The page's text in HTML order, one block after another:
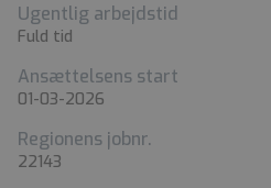
Ugentlig arbejdstid
Fuld tid
Ansættelsens start
01-03-2026
Regionens jobnr.
22143